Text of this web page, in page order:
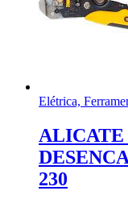
Elétrica,
ALICATE
230